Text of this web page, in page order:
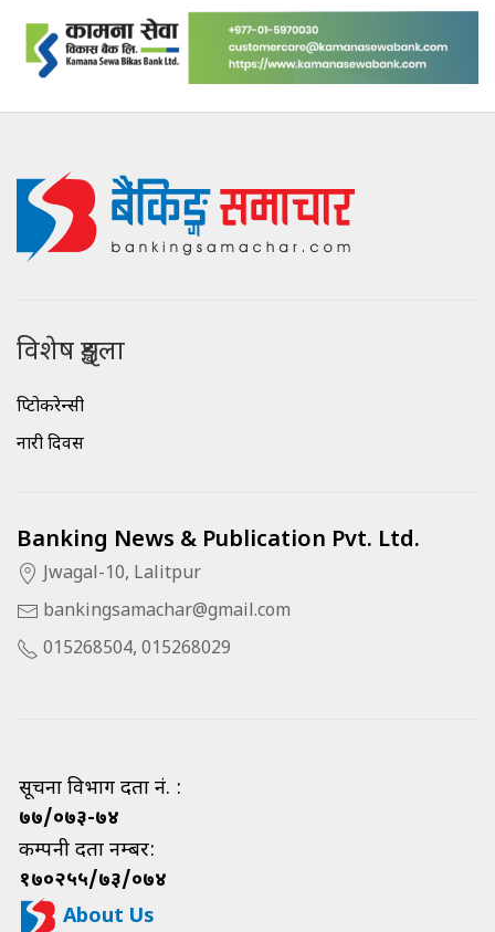
विशेष शृङ्खला
क्रिप्टोकरेन्सी
नारी दिवस
Banking News & Publication Pvt. Ltd.
Jwagal-10, Lalitpur
bankingsamachar@gmail.com
015268504, 015268029
सूचना विभाग दर्ता नं. :
७७/०७३-७४
कम्पनी दर्ता नम्बर:
१७०२५५/७३/०७४
About Us